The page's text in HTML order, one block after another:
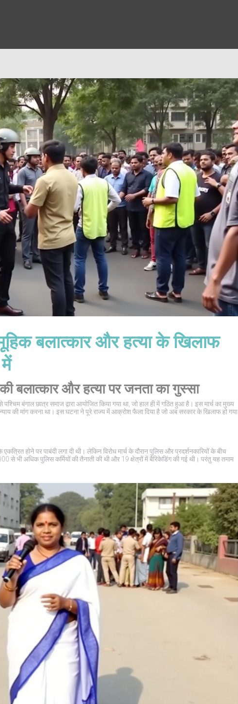
बलात्कार और हत्या के खिलाफ
बलात्कार और हत्या पर जनता का गुस्सा
बंगाल छात्र समाज द्वारा आयोजित किया गया था, जो हाल ही में गठित हुआ है। इस मार्च का मुख्य
की मांग करना था। इस घटना ने पूरे राज्य में आक्रोश फैला दिया है जो अब सरकार के खिलाफ हो गया
होने पर पाबंदी लगा दी थी। लेकिन विरोध मार्च के दौरान पुलिस और प्रदर्शनकारियों के बीच
भी अधिक पुलिस कर्मियों की तैनाती की थी और 19 क्षेत्रों में बैरिकेडिंग की गई थी। परंतु यह तमाम